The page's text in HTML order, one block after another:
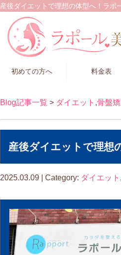
産後ダイエットで理想の体型へ！ラ
初めての方へ 料金表
Blog記事一覧 > ダイエット ,骨盤
産後ダイエットで理想
2025.03.09 | Category: ダイエット ,